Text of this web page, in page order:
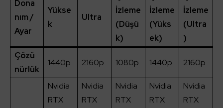
Dona
nım /
Ayar
Yükse
k
Ultra
İzleme
(Düşü
k)
İzleme
(Yüks
ek)
İzleme
(Ultra
)
Çözü
nürlük
1440p 2160p 1080p 1440p 2160p
Nvidia
RTX
Nvidia
RTX
Nvidia
RTX
Nvidia
RTX
Nvidia
RTX